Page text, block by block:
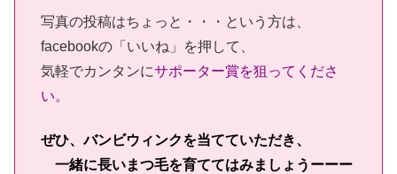
写真の投稿はちょっと・・・という方は、
facebookの「いいね」を押して、
気軽でカンタンにサポーター賞を狙ってくださ
い。
ぜひ、バンビウィンクを当てていただき、
一緒に長いまつ毛を育ててはみましょうーーー